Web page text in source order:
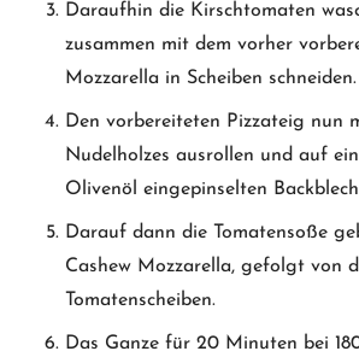
Daraufhin die Kirschtomaten
zusammen mit dem vorher
Mozzarella in Scheiben schneiden.
Den vorbereiteten Pizzateig nun
Nudelholzes ausrollen und auf
Olivenöl eingepinselten
Darauf dann die Tomatensoße
Cashew Mozzarella, gefolgt von
Tomatenscheiben.
Das Ganze für 20 Minuten bei